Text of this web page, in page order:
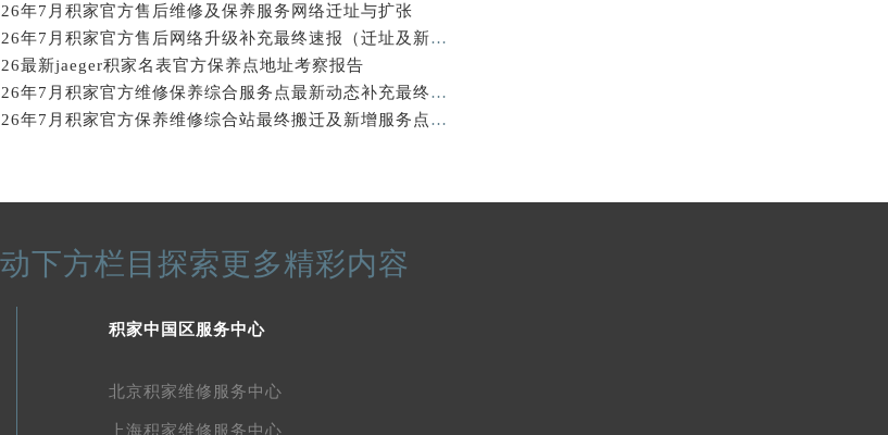
11层1102室积家售后服务中心（北京总部）（需提前预约）
602室积家售后服务中心（需提前预约）
后服务中心（需提前预约）
后服务中心（需提前预约）
心（需提前预约）
服务中心（需提前预约）
务中心（需提前预约）
服务中心（需提前预约）
敦路交叉口积家售后服务中心（需提前预约）
服务中心（需提前预约）
年7月积家官方售后维修及保养服务网络迁址与扩张
2026年7月积家官方售后网络升级补充最终速报（迁址及新开）
最新jaeger积家名表官方保养点地址考察报告
2026年7月积家官方维修保养综合服务点最新动态补充最终汇总（搬迁新增）文件
2026年7月积家官方保养维修综合站最终搬迁及新增服务点公示
下方栏目探索更多精彩内容
积家中国区服务中心
北京积家维修服务中心
上海积家维修服务中心